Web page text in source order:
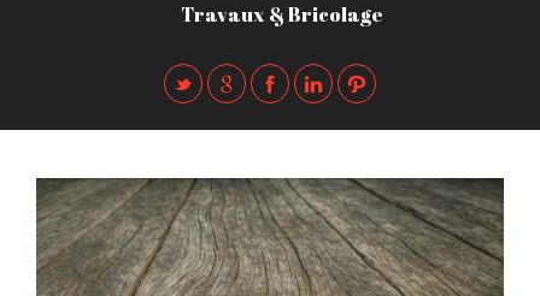
Travaux & Bricolage